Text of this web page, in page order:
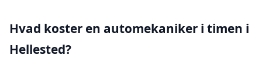
Hvad koster en automekaniker i timen i
Hellested?